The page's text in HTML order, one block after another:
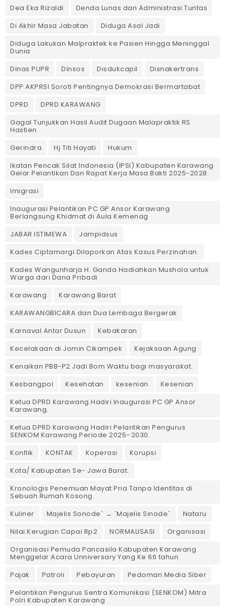
Dea Eka Rizaldi
Denda Lunas dan Administrasi Tuntas
‎Di Akhir Masa Jabatan
Diduga Asal Jadi
Diduga Lakukan Malpraktek ke Pasien Hingga Meninggal
Dunia
Dinas PUPR
Dinsos Disdukcapil
Disnakertrans
DPP AKPRSI Soroti Pentingnya Demokrasi Bermartabat
DPRD
DPRD KARAWANG
Gagal Tunjukkan Hasil Audit Dugaan Malapraktik RS
Hastien
Gerindra
Hj Titi Hayati
Hukum
Ikatan Pencak Silat Indonesia (IPSI) Kabupaten Karawang
Gelar Pelantikan Dan Rapat Kerja Masa Bakti 2025-2028.
Imigrasi
Inaugurasi Pelantikan PC GP Ansor Karawang
Berlangsung Khidmat di Aula Kemenag
JABAR ISTIMEWA
Jampidsus
Kades Ciptamargi Dilaporkan Atas Kasus Perzinahan.
Kades Wangunharja H. Ganda Hadiahkan Mushola untuk
Warga dari Dana Pribadi ‎
Karawang
Karawang Barat
KARAWANGBICARA dan Dua Lembaga Bergerak
Karnaval Antar Dusun
Kebakaran
Kecelakaan di Jomin Cikampek
Kejaksaan Agung
Kenaikan PBB-P2 Jadi Bom Waktu bagi masyarakat.
Kesbangpol
Kesehatan kesenian
Kesenian
Ketua DPRD Karawang Hadiri Inaugurasi PC GP Ansor
Karawang.
Ketua DPRD Karawang Hadiri Pelantikan Pengurus
SENKOM Karawang Periode 2025–2030. ‎
Konflik
KONTAK Koperasi
Korupsi
Kota/ Kabupaten Se- Jawa Barat.
Kronologis Penemuan Mayat Pria Tanpa Identitas di
Sebuah Rumah Kosong.
Kuliner
Majelis Sonode` → `Majelis Sinode`
Nataru
Nilai Kerugian Capai Rp2
NORMALISASI
Organisasi
Organisasi Pemuda Pancasila Kabupaten Karawang
Menggelar Acara Unniversary Yang Ke 66 tahun.
Pajak
Patroli Pebayuran
Pedoman Media Siber
Pelantikan Pengurus Sentra Komunikasi (SENKOM) Mitra
Polri Kabupaten Karawang